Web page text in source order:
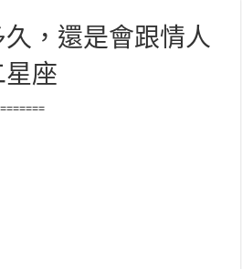
，還是會跟情人
星座